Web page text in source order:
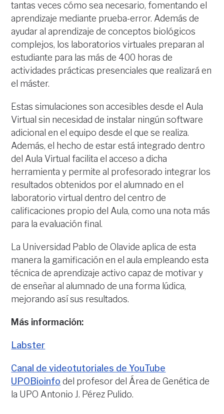
tantas veces cómo sea necesario, fomentando el
aprendizaje mediante prueba-error. Además de
ayudar al aprendizaje de conceptos biológicos
complejos, los laboratorios virtuales preparan al
estudiante para las más de 400 horas de
actividades prácticas presenciales que realizará en
el máster.
Estas simulaciones son accesibles desde el Aula
Virtual sin necesidad de instalar ningún software
adicional en el equipo desde el que se realiza.
Además, el hecho de estar está integrado dentro
del Aula Virtual facilita el acceso a dicha
herramienta y permite al profesorado integrar los
resultados obtenidos por el alumnado en el
laboratorio virtual dentro del centro de
calificaciones propio del Aula, como una nota más
para la evaluación final.
La Universidad Pablo de Olavide aplica de esta
manera la gamificación en el aula empleando esta
técnica de aprendizaje activo capaz de motivar y
de enseñar al alumnado de una forma lúdica,
mejorando así sus resultados.
Más información:
Labster
Canal de videotutoriales de YouTube
UPOBioinfo del profesor del Área de Genética de
la UPO Antonio J. Pérez Pulido.